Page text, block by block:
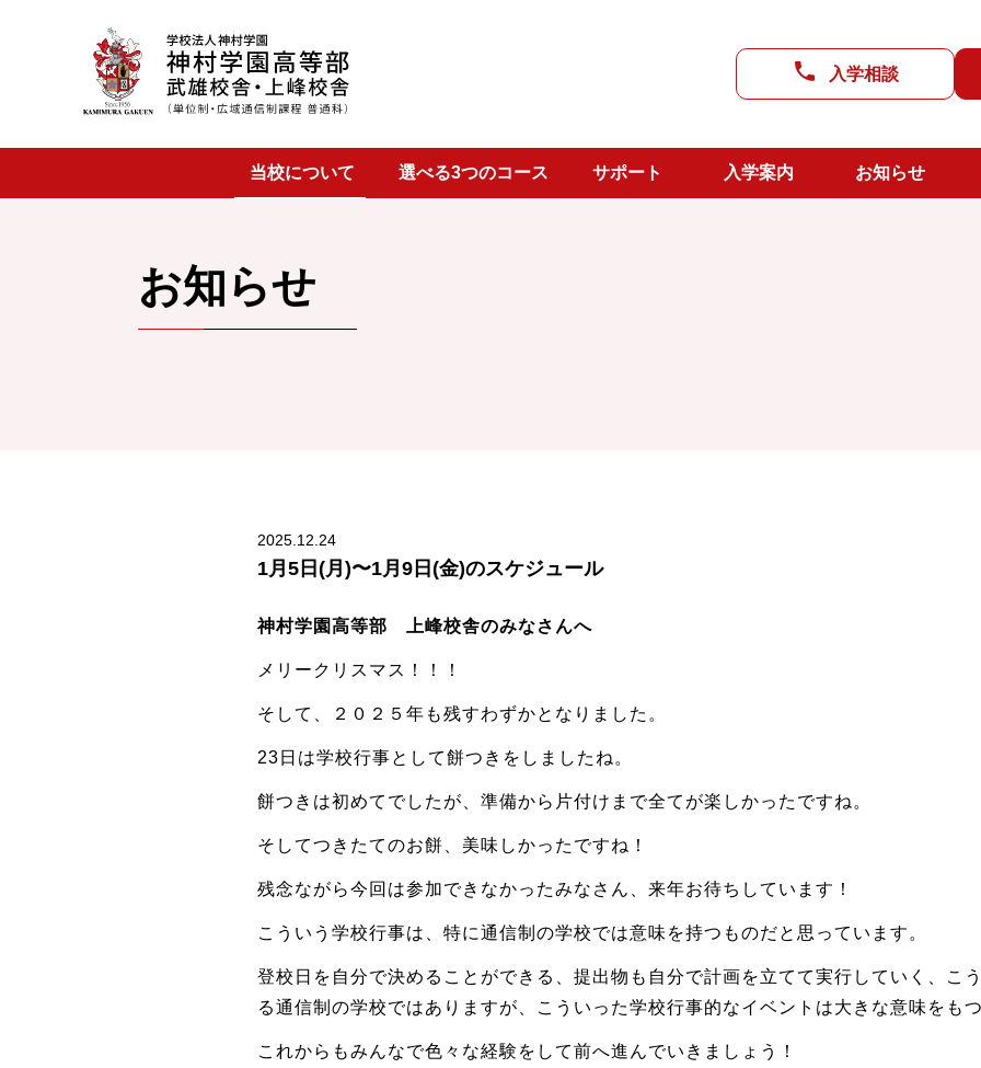
入学相談
当校について
上峰校舎 選べる3つのコース サポート
生活支援 入学案内
上峰校舎 お知らせ
お知らせ
2025.12.24
1月5日(月)〜1月9日(金)のスケジュール
神村学園高等部 上峰校舎のみなさんへ
メリークリスマス！！！
そして、２０２５年も残すわずかとなりました。
23日は学校行事として餅つきをしましたね。
餅つきは初めてでしたが、準備から片付けまで全てが楽しかったですね。
そしてつきたてのお餅、美味しかったですね！
残念ながら今回は参加できなかったみなさん、来年お待ちしています！
こういう学校行事は、特に通信制の学校では意味を持つものだと思っています。
登校日を自分で決めることができる、提出物も自分で計画を立てて実行していく、こ
る通信制の学校ではありますが、こういった学校行事的なイベントは大きな意味をも
これからもみんなで色々な経験をして前へ進んでいきましょう！